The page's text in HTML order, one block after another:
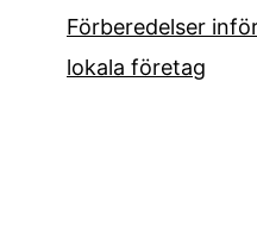
Förberedelser
lokala företag